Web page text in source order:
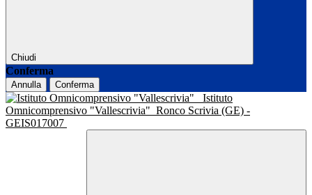
Chiudi
Conferma
Annulla Conferma
Istituto
Omnicomprensivo "Vallescrivia" Ronco Scrivia (GE) -
GEIS017007